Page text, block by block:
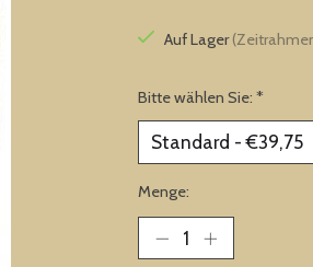
Auf Lager
Bitte wählen Sie: *
Menge: